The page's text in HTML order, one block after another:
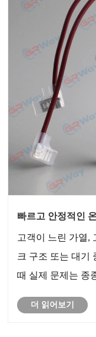
빠르고 안정적인
고객이 느린 가열,
크 구조 또는 대기
때 실제 문제는 종
더 읽어보기